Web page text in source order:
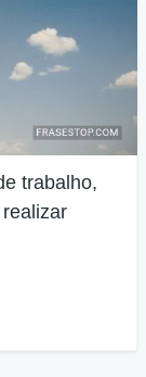
trabalho,